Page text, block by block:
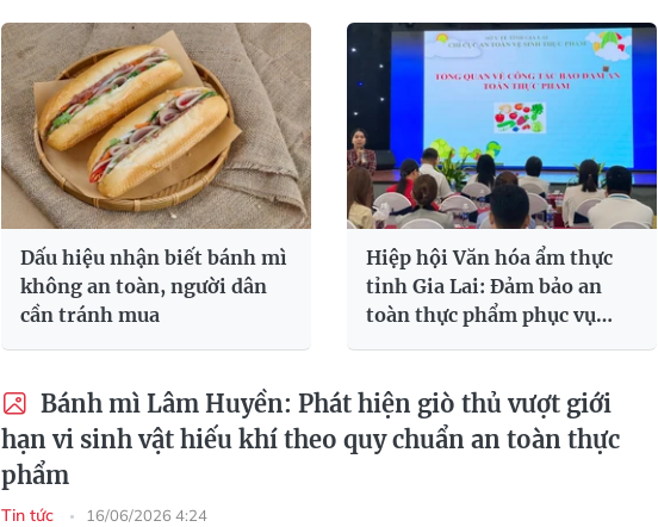
Dấu hiệu nhận biết bánh mì
không an toàn, người dân
cần tránh mua
Hiệp hội Văn hóa ẩm thực
tỉnh Gia Lai: Đảm bảo an
toàn thực phẩm phục vụ
người dân và du khách
Bánh mì Lâm Huyền: Phát hiện giò thủ vượt giới
hạn vi sinh vật hiếu khí theo quy chuẩn an toàn thực
phẩm
Tin tức 16/06/2026 4:24